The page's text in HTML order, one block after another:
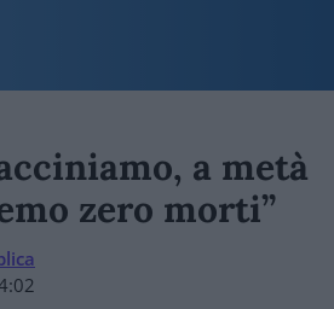
a metà
zero morti”